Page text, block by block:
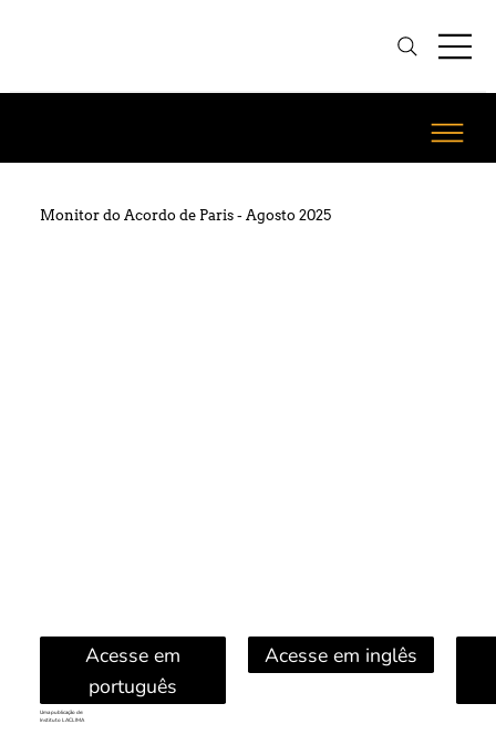
Monitor do Acordo de Paris - Agosto 2025
Acesse em
português
Acesse em inglês
Uma publicação de:
Instituto LACLIMA